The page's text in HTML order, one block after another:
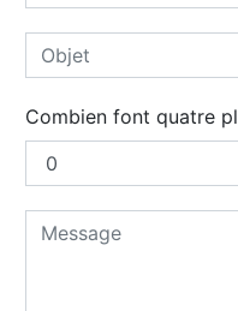
Combien font quatre